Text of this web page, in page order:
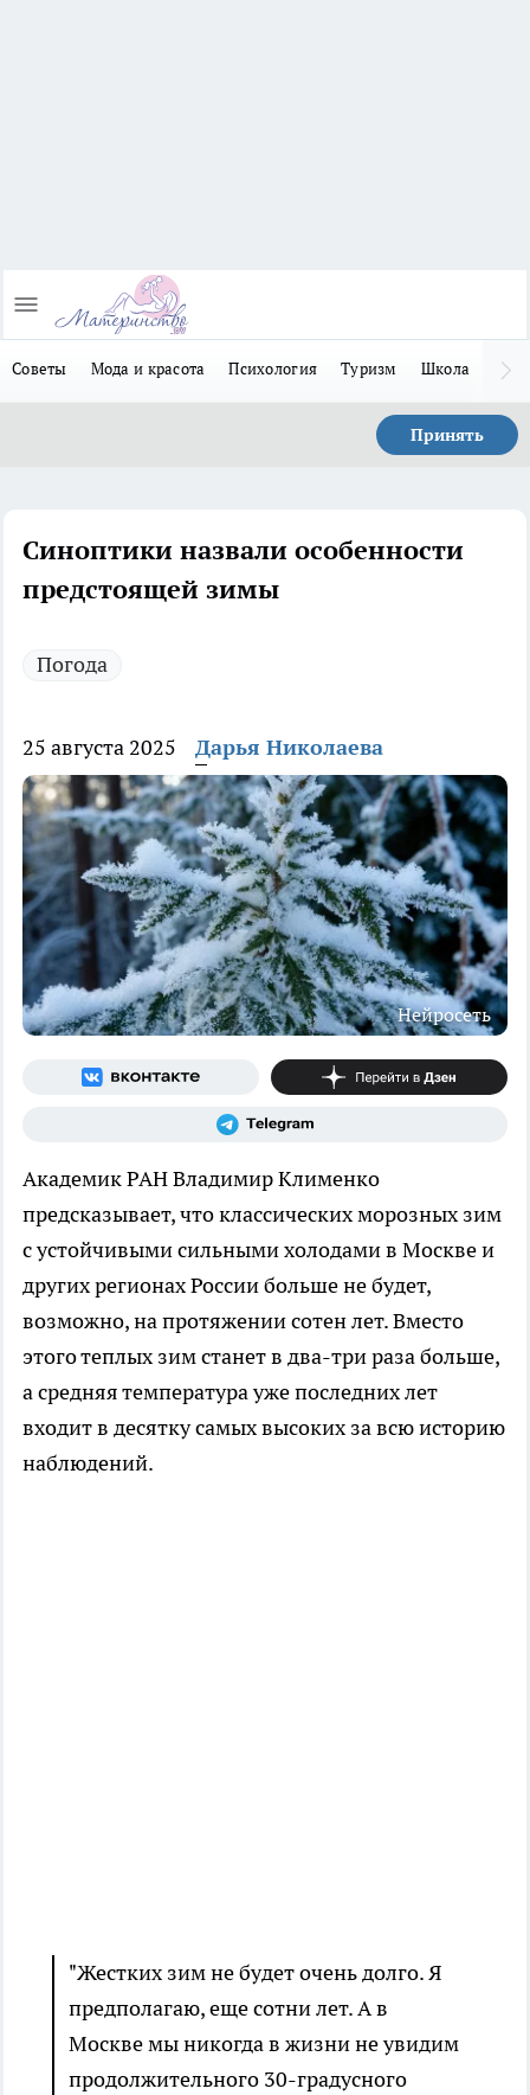
Советы Мода и красота Психология Туризм Школа
Принять
Синоптики назвали особенности
предстоящей зимы
Погода
25 августа 2025 Дарья Николаева
Нейросеть
Академик РАН Владимир Клименко
предсказывает, что классических морозных зим
с устойчивыми сильными холодами в Москве и
других регионах России больше не будет,
возможно, на протяжении сотен лет. Вместо
этого теплых зим станет в два-три раза больше,
а средняя температура уже последних лет
входит в десятку самых высоких за всю историю
наблюдений.
"Жестких зим не будет очень долго. Я
предполагаю, еще сотни лет. А в
Москве мы никогда в жизни не увидим
продолжительного 30-градусного